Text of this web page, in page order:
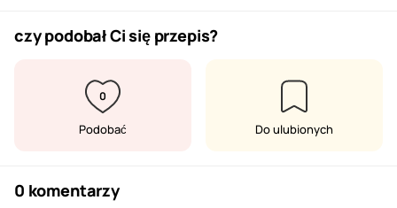
czy podobał Ci się przepis?
0
Podobać Do ulubionych
0 komentarzy